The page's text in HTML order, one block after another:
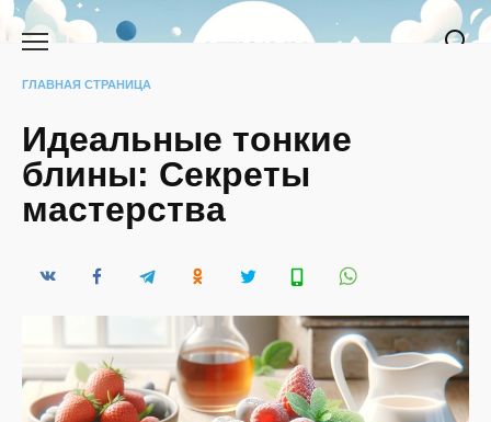
Перейти
ГЛАВНАЯ СТРАНИЦА
Идеальные тонкие
блины: Секреты
мастерства